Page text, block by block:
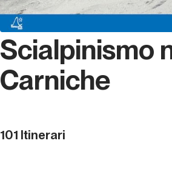
Scialpinismo
Carniche
101 Itinerari